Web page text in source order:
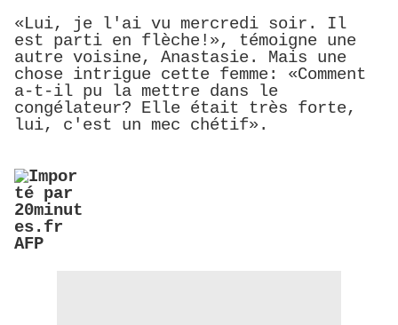
«Lui, je l'ai vu mercredi soir. Il
est parti en flèche!», témoigne une
autre voisine, Anastasie. Mais une
chose intrigue cette femme: «Comment
a-t-il pu la mettre dans le
congélateur? Elle était très forte,
lui, c'est un mec chétif».
AFP